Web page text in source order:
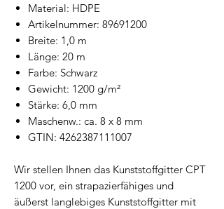
Material: HDPE
Artikelnummer: 89691200
Breite: 1,0 m
Länge: 20 m
Farbe: Schwarz
Gewicht: 1200 g/m²
Stärke: 6,0 mm
Maschenw.: ca. 8 x 8 mm
GTIN: 4262387111007
Wir stellen Ihnen das Kunststoffgitter CPT
1200 vor, ein strapazierfähiges und
äußerst langlebiges Kunststoffgitter mit